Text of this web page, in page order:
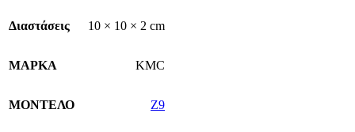
Διαστάσεις 10 × 10 × 2 cm
ΜΑΡΚΑ KMC
ΜΟΝΤΕΛΟ Z9